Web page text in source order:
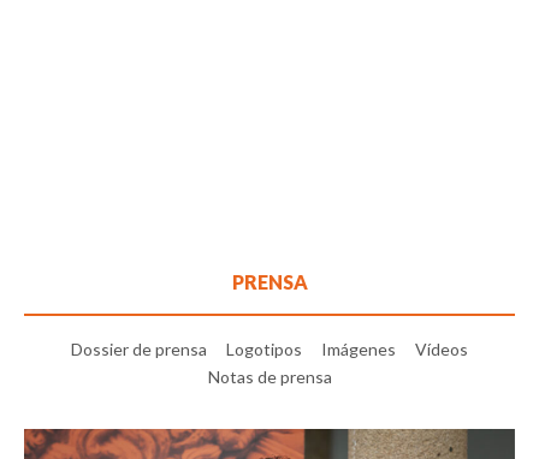
PRENSA
Dossier de prensa Logotipos Imágenes
Vídeos
Notas de prensa